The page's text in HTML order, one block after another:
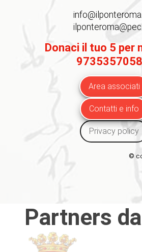
Donaci il tuo 5 per
Area associati
Contatti e info
Privacy policy
©
Partners